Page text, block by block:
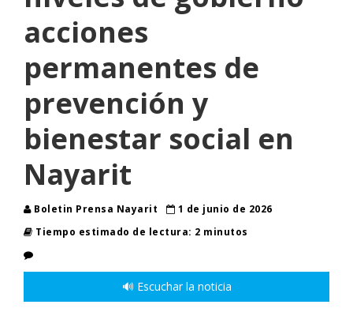
acciones
permanentes de
prevención y
bienestar social en
Nayarit
Boletin Prensa Nayarit
1 de junio de 2026
Tiempo estimado de lectura: 2 minutos
🔊 Escuchar la noticia